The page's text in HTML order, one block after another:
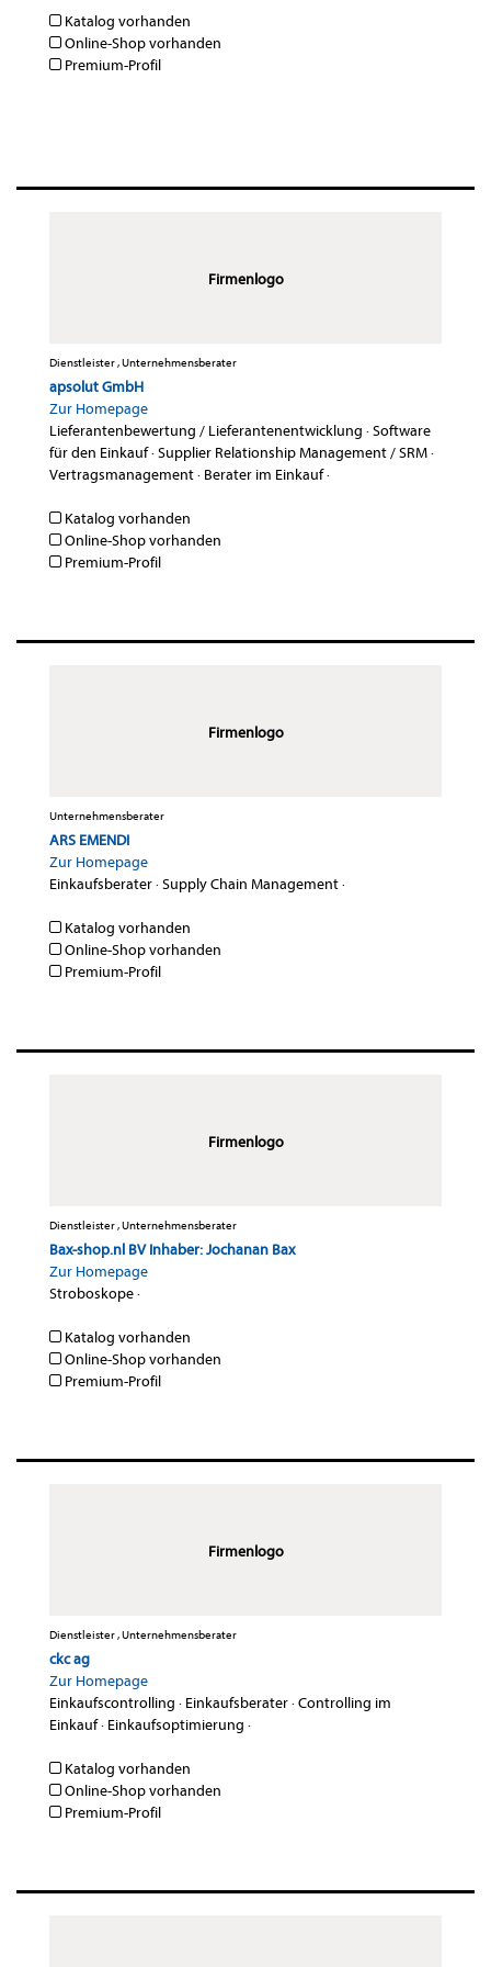
Katalog vorhanden
Online-Shop vorhanden
Premium-Profil
Firmenlogo
Dienstleister , Unternehmensberater
apsolut GmbH
Zur Homepage
Lieferantenbewertung / Lieferantenentwicklung ·Software
für den Einkauf·Supplier Relationship Management / SRM·
Vertragsmanagement· Berater im Einkauf·
Katalog vorhanden
Online-Shop vorhanden
Premium-Profil
Firmenlogo
Unternehmensberater
ARS EMENDI
Zur Homepage
Einkaufsberater·Supply Chain Management·
Katalog vorhanden
Online-Shop vorhanden
Premium-Profil
Firmenlogo
Dienstleister , Unternehmensberater
Bax-shop.nl BV Inhaber: Jochanan Bax
Zur Homepage
Stroboskope·
Katalog vorhanden
Online-Shop vorhanden
Premium-Profil
Firmenlogo
Dienstleister , Unternehmensberater
ckc ag
Zur Homepage
Einkaufscontrolling · Einkaufsberater·Controlling im
Einkauf· Einkaufsoptimierung ·
Katalog vorhanden
Online-Shop vorhanden
Premium-Profil